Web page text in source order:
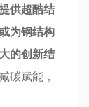
供超酷结
为钢结构
的创新结
碳赋能，